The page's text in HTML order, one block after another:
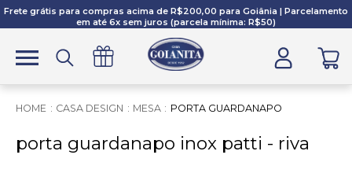
Frete grátis para compras acima de R$200,00 para Goiânia | Parcelamento
em até 6x sem juros (parcela mínima: R$50)
CASA DESIGN MESA PORTA GUARDANAPO
porta guardanapo inox patti - riva